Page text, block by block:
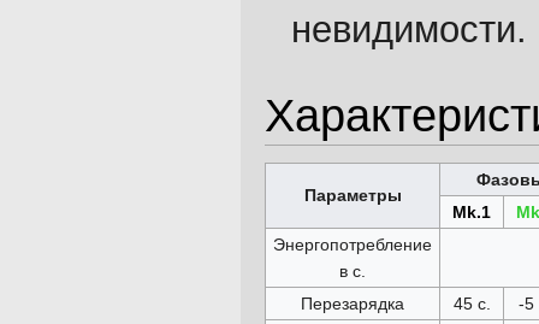
невидимости.
Параметры
Mk.1
Энергопотребление
в с.
Перезарядка
45 с. -5